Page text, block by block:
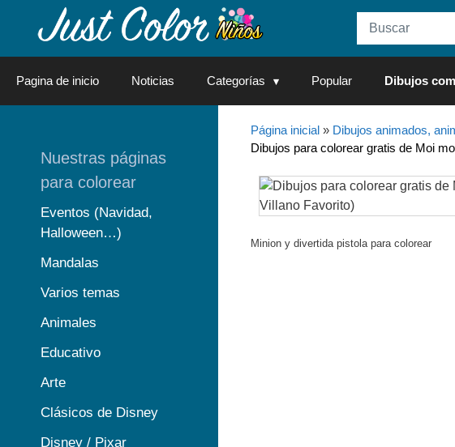
Pagina de inicio Noticias Categorías Popular Dibujos
Página inicial» Dibujos animados,
Dibujos para colorear gratis de Moi
Minion y divertida pistola para colorear
Nuestras páginas
para colorear
Eventos (Navidad,
Halloween…)
Mandalas
Varios temas
Animales
Educativo
Arte
Clásicos de Disney
Disney / Pixar